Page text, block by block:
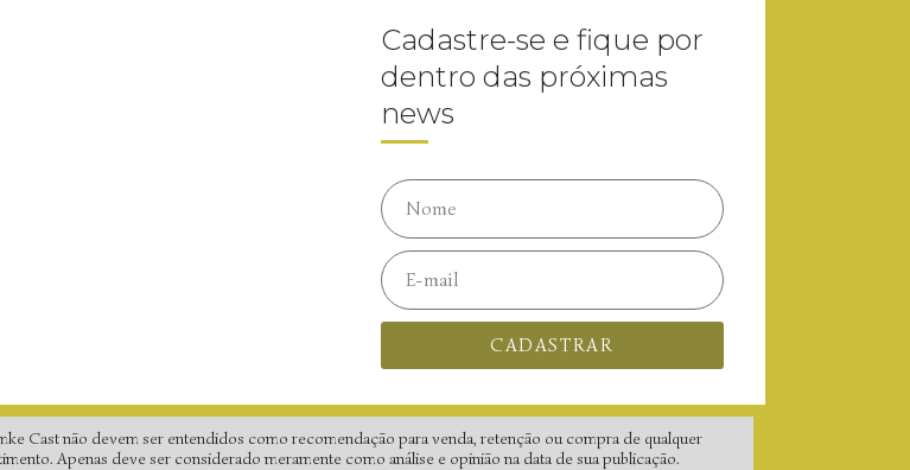
Cadastre-se e fique por
dentro das próximas
news
CADASTRAR
Cast não devem ser entendidos como recomendação para venda, retenção ou compra de qualquer
Apenas deve ser considerado meramente como análise e opinião na data de sua publicação.